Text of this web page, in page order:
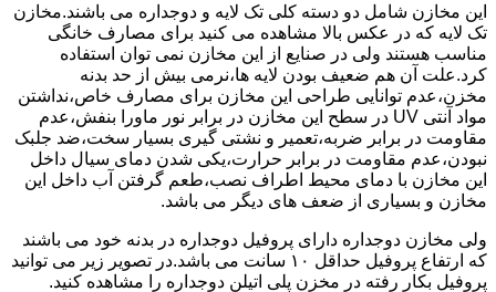
این مخازن شامل دو دسته کلی تک لایه و دوجداره می باشند.مخازن
تک لایه که در عکس بالا مشاهده می کنید برای مصارف خانگی
مناسب هستند ولی در صنایع از این مخازن نمی توان استفاده
کرد.علت آن هم ضعیف بودن لایه ها،نرمی بیش از حد بدنه
مخزن،عدم توانایی طراحی این مخازن برای مصارف خاص،نداشتن
مواد آنتی UV در سطح این مخازن در برابر نور ماورا بنفش،عدم
مقاومت در برابر ضربه،تعمیر و نشتی گیری بسیار سخت،ضد جلبک
نبودن،عدم مقاومت در برابر حرارت،یکی شدن دمای سیال داخل
این مخازن با دمای محیط اطراف نصب،طعم گرفتن آب داخل این
مخازن و بسیاری از ضعف های دیگر می باشد.
ولی مخازن دوجداره دارای پروفیل دوجداره در بدنه خود می باشند
که ارتفاع پروفیل حداقل ۱۰ سانت می باشد.در تصویر زیر می توانید
پروفیل بکار رفته در مخزن پلی اتیلن دوجداره را مشاهده کنید.